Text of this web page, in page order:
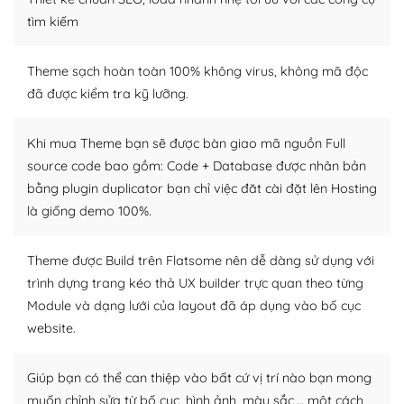
– Sở hữu một cộng đồng lớn, sẵn sàng hỗ trợ
người cuồng tín WordPress.
Nếu bạn gặp khó khăn, bạn có thể lên mạng và tìm
kiếm những cộng đồng WordPress, họ sẽ giúp bạn trả
Cộng đồng sử dụng WordPress sẵn sàng hỗ trợ bạn
– Đa dạng plugin và themes
nhiều plugin trả phí hoặc miễn phí.
tìm kiếm
Theme sạch hoàn toàn 100% không virus, không mã độc
đã được kiểm tra kỹ lưỡng.
Khi mua Theme bạn sẽ được bàn giao mã nguồn Full
source code bao gồm: Code + Database được nhân bản
bằng plugin duplicator bạn chỉ việc đăt cài đặt lên Hosting
là giống demo 100%.
Theme được Build trên Flatsome nên dễ dàng sử dụng với
trình dựng trang kéo thả UX builder trực quan theo từng
Module và dạng lưới của layout đã áp dụng vào bố cục
website.
Giúp bạn có thể can thiệp vào bất cứ vị trí nào bạn mong
muốn chỉnh sửa từ bố cục, hình ảnh, màu sắc,… một cách